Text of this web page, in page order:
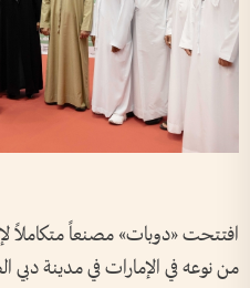
افتتحت «دوبات» مصنعاً متكاملاً
من نوعه في الإمارات في مدينة دبي